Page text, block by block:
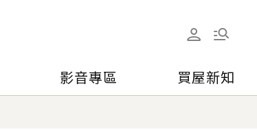
影音專區 買屋新知